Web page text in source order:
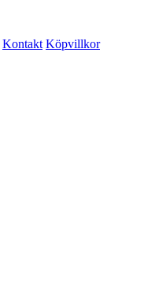
Kontakt Köpvillkor